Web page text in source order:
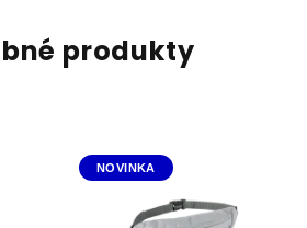
produkty
NOVINKA